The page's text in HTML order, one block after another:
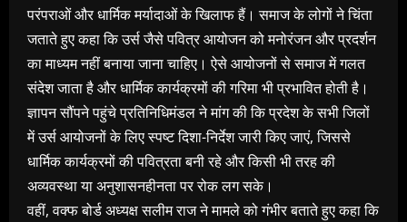
परंपराओं और धार्मिक मर्यादाओं के खिलाफ हैं। समाज के लोगों ने चिंता
जताते हुए कहा कि उर्स जैसे पवित्र आयोजन को मनोरंजन और प्रदर्शन
का माध्यम नहीं बनाया जाना चाहिए। ऐसे आयोजनों से समाज में गलत
संदेश जाता है और धार्मिक कार्यक्रमों की गरिमा भी प्रभावित होती है।
ज्ञापन सौंपने पहुंचे प्रतिनिधिमंडल ने मांग की कि प्रदेश के सभी जिलों
में उर्स आयोजनों के लिए स्पष्ट दिशा-निर्देश जारी किए जाएं, जिससे
धार्मिक कार्यक्रमों की पवित्रता बनी रहे और किसी भी तरह की
अव्यवस्था या अनुशासनहीनता पर रोक लग सके।
वहीं, वक्फ बोर्ड अध्यक्ष सलीम राज ने मामले को गंभीर बताते हुए कहा कि